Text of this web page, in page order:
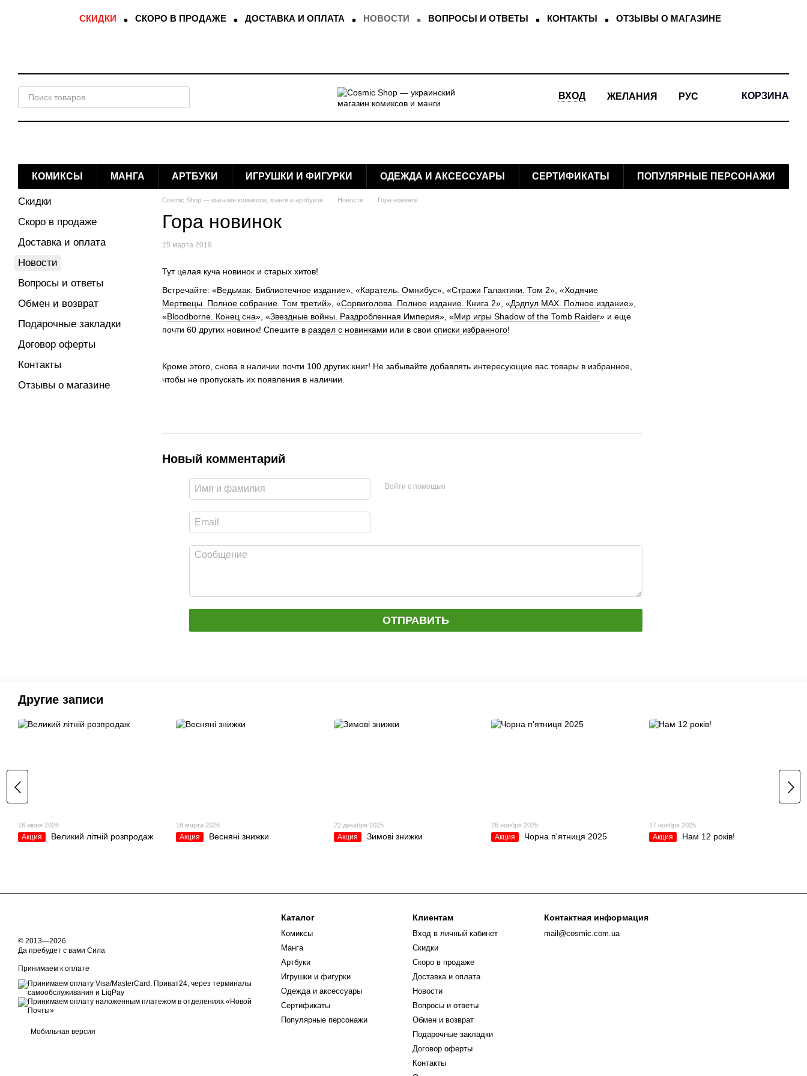
СКИДКИ СКОРО В ПРОДАЖЕ ДОСТАВКА И ОПЛАТА НОВОСТИ ВОПРОСЫ И ОТВЕТЫ КОНТАКТЫ ОТЗЫВЫ О МАГАЗИНЕ
ВХОД ЖЕЛАНИЯ РУС КОРЗИНА
КОМИКСЫ МАНГА АРТБУКИ ИГРУШКИ И ФИГУРКИ ОДЕЖДА И АКСЕССУАРЫ СЕРТИФИКАТЫ ПОПУЛЯРНЫЕ ПЕРСОНАЖИ
Cosmic Shop — магазин комиксов, манги и артбуков Новости Гора новинок
Гора новинок
25 марта 2019
Тут целая куча новинок и старых хитов!
Встречайте: «Ведьмак. Библиотечное издание», «Каратель. Омнибус», «Стражи Галактики. Том 2», «Ходячие
Мертвецы. Полное собрание. Том третий», «Сорвиголова. Полное издание. Книга 2», «Дэдпул MAX. Полное издание»,
«Bloodborne. Конец сна», «Звездные войны. Раздробленная Империя», «Мир игры Shadow of the Tomb Raider» и еще
почти 60 других новинок! Спешите в раздел с новинками или в свои списки избранного!
Кроме этого, снова в наличии почти 100 других книг! Не забывайте добавлять интересующие вас товары в избранное,
чтобы не пропускать их появления в наличии.
Новый комментарий
Войти с помощью
ОТПРАВИТЬ
Скидки
Скоро в продаже
Доставка и оплата
Новости
Вопросы и ответы
Обмен и возврат
Подарочные закладки
Договор оферты
Контакты
Отзывы о магазине
Другие записи
16 июня 2026
Акция Великий літній розпродаж
18 марта 2026
Акция Весняні знижки
22 декабря 2025
Акция Зимові знижки
26 ноября 2025
Акция Чорна п'ятниця 2025
17 ноября 2025
Акция Нам 12 років!
© 2013—2026
Да пребудет с вами Сила
Принимаем к оплате
Мобильная версия
Каталог
Комиксы
Манга
Артбуки
Игрушки и фигурки
Одежда и аксессуары
Сертификаты
Популярные персонажи
Клиентам
Вход в личный кабинет
Скидки
Скоро в продаже
Доставка и оплата
Новости
Вопросы и ответы
Обмен и возврат
Подарочные закладки
Договор оферты
Контакты
Контактная информация
mail@cosmic.com.ua